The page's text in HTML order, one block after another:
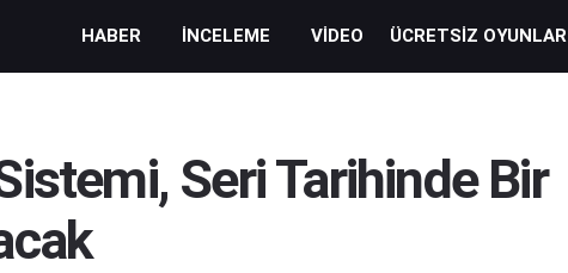
HABER İNCELEME VIDEO ÜCRETSIZ OYUNLAR
Seri Tarihinde Bir